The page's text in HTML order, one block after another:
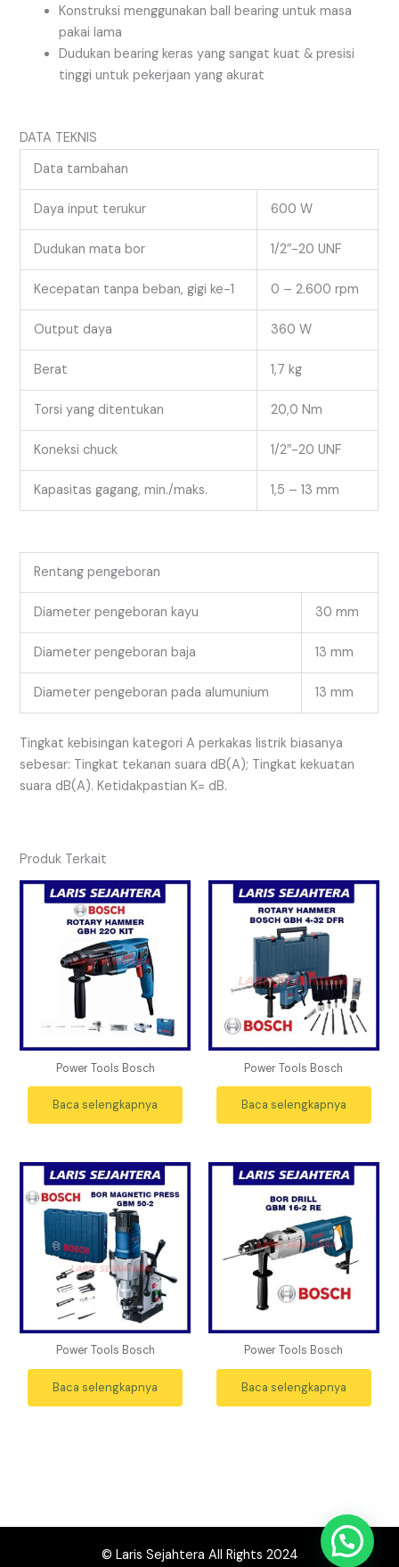
Konstruksi menggunakan ball bearing untuk masa
pakai lama
Dudukan bearing keras yang sangat kuat & presisi
tinggi untuk pekerjaan yang akurat
DATA TEKNIS
Data tambahan
Daya input terukur 600 W
Dudukan mata bor 1/2″-20 UNF
Kecepatan tanpa beban, gigi ke-1 0 – 2.600 rpm
Output daya 360 W
Berat 1,7 kg
Torsi yang ditentukan 20,0 Nm
Koneksi chuck 1/2″-20 UNF
Kapasitas gagang, min./maks. 1,5 – 13 mm
Rentang pengeboran
Diameter pengeboran kayu 30 mm
Diameter pengeboran baja 13 mm
Diameter pengeboran pada alumunium 13 mm
Tingkat kebisingan kategori A perkakas listrik biasanya
sebesar: Tingkat tekanan suara dB(A); Tingkat kekuatan
suara dB(A). Ketidakpastian K= dB.
Produk Terkait
Power Tools Bosch
Baca selengkapnya
Power Tools Bosch
Baca selengkapnya
Power Tools Bosch
Baca selengkapnya
Power Tools Bosch
Baca selengkapnya
© Laris Sejahtera All Rights 2024